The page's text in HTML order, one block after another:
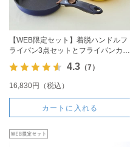
【WEB限定セット】着脱ハンドルフ
ライパン3点セットとフライパンカバ
ーのセット
4.3（7）
16,830円（税込）
カートに入れる